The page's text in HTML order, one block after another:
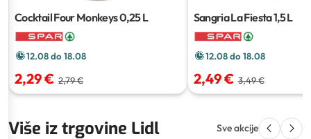
Cocktail Four Monkeys0,25 L
12.08 do 18.08
2,29 € 2,79 €
Sangria La Fiesta1,5 L
12.08 do 18.08
2,49 € 3,49 €
Više iz trgovine Lidl Sve akcije